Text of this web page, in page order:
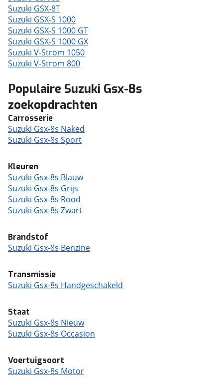
Suzuki GSX-8T
Suzuki GSX-S 1000
Suzuki GSX-S 1000 GT
Suzuki GSX-S 1000 GX
Suzuki V-Strom 1050
Suzuki V-Strom 800
Populaire Suzuki Gsx-8s
zoekopdrachten
Carrosserie
Suzuki Gsx-8s Naked
Suzuki Gsx-8s Sport
Kleuren
Suzuki Gsx-8s Blauw
Suzuki Gsx-8s Grijs
Suzuki Gsx-8s Rood
Suzuki Gsx-8s Zwart
Brandstof
Suzuki Gsx-8s Benzine
Transmissie
Suzuki Gsx-8s Handgeschakeld
Staat
Suzuki Gsx-8s Nieuw
Suzuki Gsx-8s Occasion
Voertuigsoort
Suzuki Gsx-8s Motor